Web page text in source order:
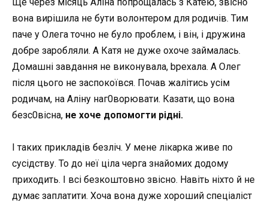
вона вирішила не бути волонтером для родичів. Тим
паче у Олега точно не було проблем, і він, і дружина
добре заробляли. А Катя не дуже охоче займалась.
Домашні завдання не виконувала, bреxала. А Олег
після цього не заспокоївся. Почав жалітись усім
родичам, на Аліну наг0ворювати. Казати, що вона
безс0вісна, не хоче допомогти рідні.
І таких прикладів безліч. У мене лікарка живе по
сусідству. То до неї ціла черга знайомих додому
приходить. І всі безкоштовно звісно. Навіть ніхто й не
думає заплатити. Хоча вона дуже хороший спеціаліст